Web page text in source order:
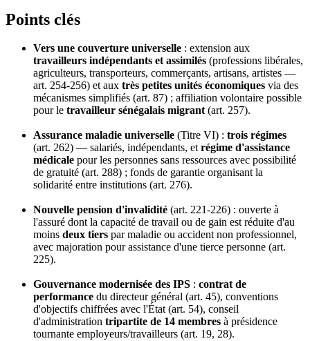
Points clés
Vers une couverture universelle : extension aux
travailleurs indépendants et assimilés (professions libérales,
agriculteurs, transporteurs, commerçants, artisans, artistes —
art. 254-256) et aux très petites unités économiques via des
mécanismes simplifiés (art. 87) ; affiliation volontaire possible
pour le travailleur sénégalais migrant(art. 257).
Assurance maladie universelle (Titre VI) : trois régimes
(art. 262) — salariés, indépendants, etrégime d'assistance
médicale pour les personnes sans ressources avec possibilité
de gratuité (art. 288) ; fonds de garantie organisant la
solidarité entre institutions (art. 276).
Nouvelle pension d'invalidité (art. 221-226) : ouverte à
l'assuré dont la capacité de travail ou de gain est réduite d'au
moins deux tiers par maladie ou accident non professionnel,
avec majoration pour assistance d'une tierce personne (art.
225).
Gouvernance modernisée des IPS : contrat de
performance du directeur général (art. 45), conventions
d'objectifs chiffrées avec l'État (art. 54), conseil
d'administration tripartite de 14 membres à présidence
tournante employeurs/travailleurs (art. 19, 28).